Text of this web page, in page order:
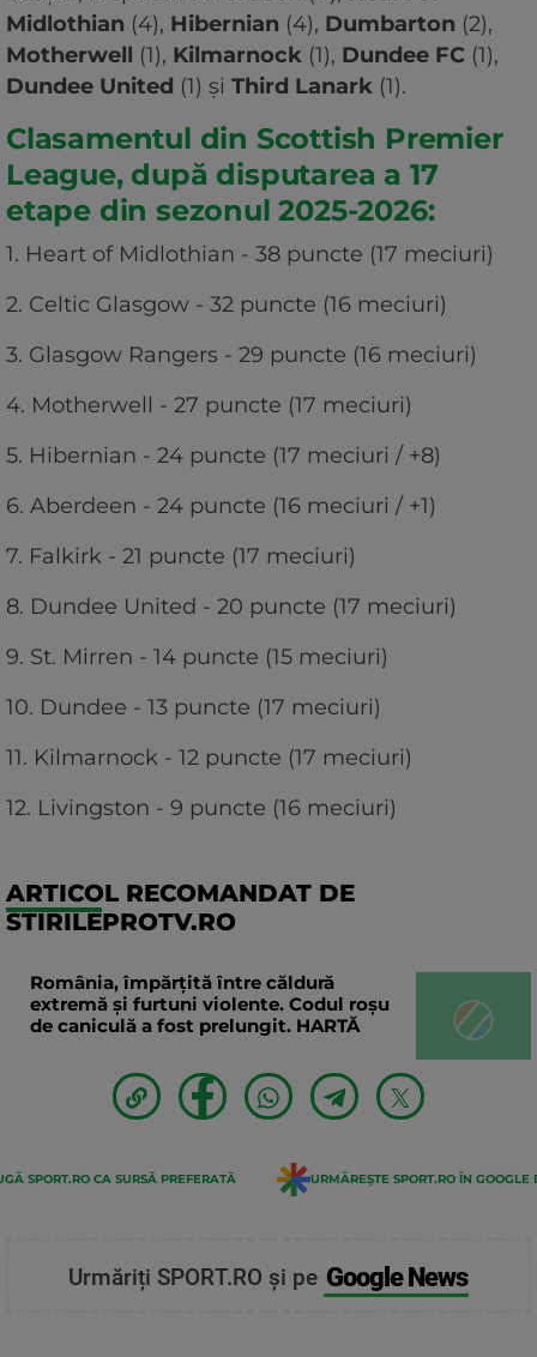
Midlothian (4), Hibernian (4), Dumbarton (2),
Motherwell (1), Kilmarnock (1), Dundee FC (1),
Dundee United (1) și Third Lanark (1).
Clasamentul din Scottish Premier
League, după disputarea a 17
etape din sezonul 2025-2026:
1. Heart of Midlothian - 38 puncte (17 meciuri)
2. Celtic Glasgow - 32 puncte (16 meciuri)
3. Glasgow Rangers - 29 puncte (16 meciuri)
4. Motherwell - 27 puncte (17 meciuri)
5. Hibernian - 24 puncte (17 meciuri / +8)
6. Aberdeen - 24 puncte (16 meciuri / +1)
7. Falkirk - 21 puncte (17 meciuri)
8. Dundee United - 20 puncte (17 meciuri)
9. St. Mirren - 14 puncte (15 meciuri)
10. Dundee - 13 puncte (17 meciuri)
11. Kilmarnock - 12 puncte (17 meciuri)
12. Livingston - 9 puncte (16 meciuri)
ARTICOL RECOMANDAT DE
STIRILEPROTV.RO
România, împărțită între căldură
extremă și furtuni violente. Codul roșu
de caniculă a fost prelungit. HARTĂ
SPORT.RO CA SURSĂ PREFERATĂ URMĂREȘTE SPORT.RO ÎN GOOGLE
Urmăriți SPORT.RO și pe Google News